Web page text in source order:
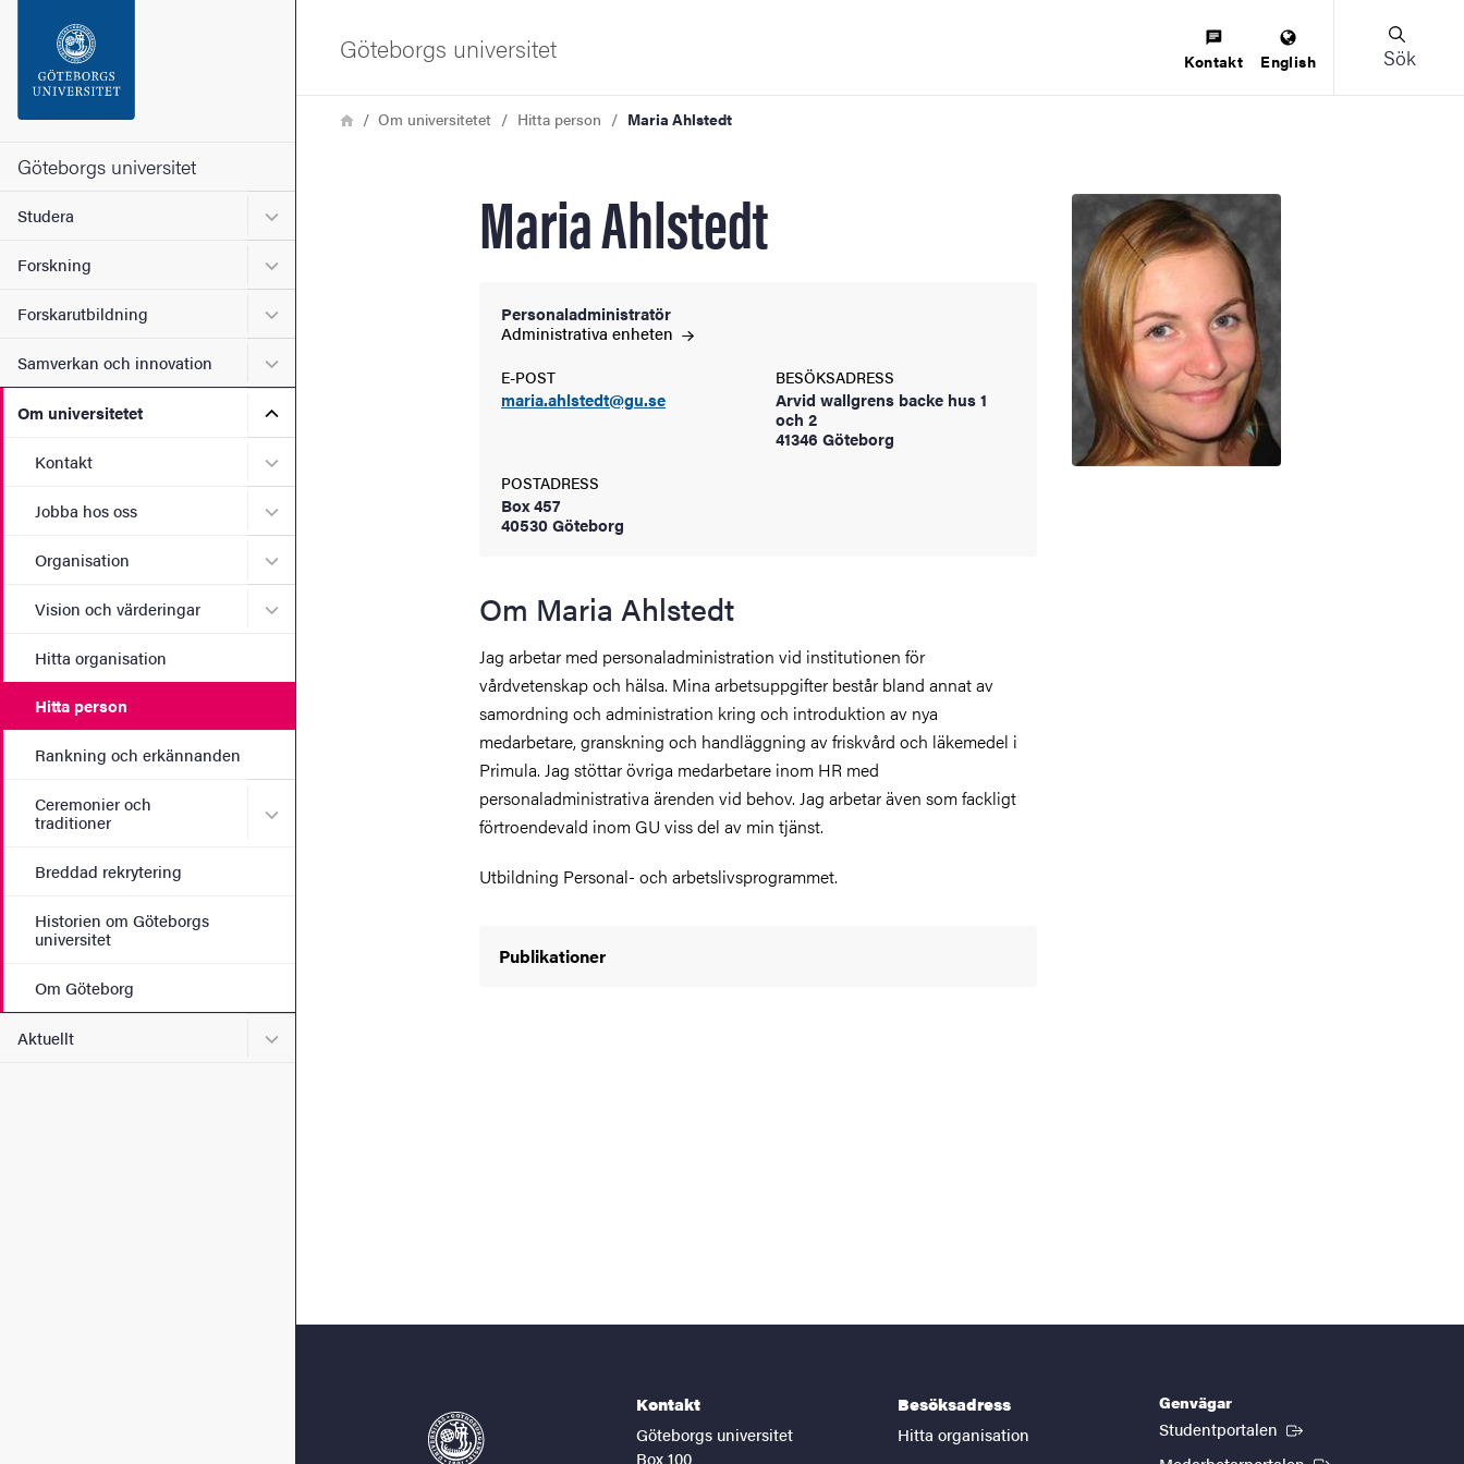
Sidfoten
Om webbplatsen
Göteborgs universitet
Studera Undermeny för Studera
Forskning Undermeny för Forskning
Forskarutbildning Undermeny för Forskarutbildning
Samverkan och innovation Undermeny för Samverkan och innovation
Om universitetet Undermeny för Om universitetet
Kontakt Undermeny för Kontakt
Jobba hos oss Undermeny för Jobba hos oss
Organisation Undermeny för Organisation
Vision och värderingar Undermeny för Vision och värderingar
Hitta organisation
Hitta person
Rankning och erkännanden
Ceremonier och
traditioner
Undermeny för Ceremonier och traditioner
Breddad rekrytering
Historien om Göteborgs
universitet
Om Göteborg
Aktuellt Undermeny för Aktuellt
Göteborgs universitet Kontakt English Sök
LänkstigHemOm universitetet Hitta person Maria Ahlstedt
Maria Ahlstedt
Personaladministratör
Administrativa enheten
E-POST
maria.ahlstedt@gu.se
BESÖKSADRESS
Arvid wallgrens backe hus 1
och 2
41346 Göteborg
POSTADRESS
Box 457
40530 Göteborg
Om Maria Ahlstedt
Jag arbetar med personaladministration vid institutionen för
vårdvetenskap och hälsa. Mina arbetsuppgifter består bland annat av
samordning och administration kring och introduktion av nya
medarbetare, granskning och handläggning av friskvård och läkemedel i
Primula. Jag stöttar övriga medarbetare inom HR med
personaladministrativa ärenden vid behov. Jag arbetar även som fackligt
förtroendevald inom GU viss del av min tjänst.
Utbildning Personal- och arbetslivsprogrammet.
Publikationer
Kontakt
Göteborgs universitet
Box 100
Besöksadress
Hitta organisation
Genvägar
Studentportalen (Extern länk)